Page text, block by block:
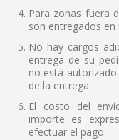
Para zonas fuera
son entregados en
No hay cargos
entrega de su
no está
de la entrega.
El costo del
importe es
efectuar el pago.